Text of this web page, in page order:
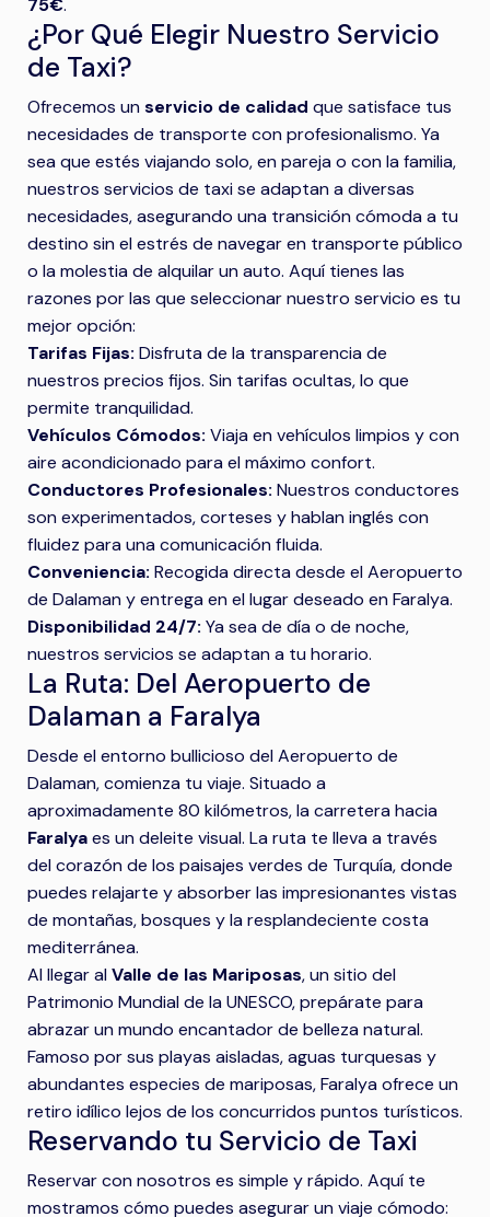
75€.
¿Por Qué Elegir Nuestro Servicio
de Taxi?
Ofrecemos unservicio de calidad que satisface tus
necesidades de transporte con profesionalismo. Ya
sea que estés viajando solo, en pareja o con la familia,
nuestros servicios de taxi se adaptan a diversas
necesidades, asegurando una transición cómoda a tu
destino sin el estrés de navegar en transporte público
o la molestia de alquilar un auto. Aquí tienes las
razones por las que seleccionar nuestro servicio es tu
mejor opción:
Tarifas Fijas: Disfruta de la transparencia de
nuestros precios fijos. Sin tarifas ocultas, lo que
permite tranquilidad.
Vehículos Cómodos: Viaja en vehículos limpios y con
aire acondicionado para el máximo confort.
Conductores Profesionales: Nuestros conductores
son experimentados, corteses y hablan inglés con
fluidez para una comunicación fluida.
Conveniencia: Recogida directa desde el Aeropuerto
de Dalaman y entrega en el lugar deseado en Faralya.
Disponibilidad 24/7: Ya sea de día o de noche,
nuestros servicios se adaptan a tu horario.
La Ruta: Del Aeropuerto de
Dalaman a Faralya
Desde el entorno bullicioso del Aeropuerto de
Dalaman, comienza tu viaje. Situado a
aproximadamente 80 kilómetros, la carretera hacia
Faralyaes un deleite visual. La ruta te lleva a través
del corazón de los paisajes verdes de Turquía, donde
puedes relajarte y absorber las impresionantes vistas
de montañas, bosques y la resplandeciente costa
mediterránea.
Al llegar alValle de las Mariposas, un sitio del
Patrimonio Mundial de la UNESCO, prepárate para
abrazar un mundo encantador de belleza natural.
Famoso por sus playas aisladas, aguas turquesas y
abundantes especies de mariposas, Faralya ofrece un
retiro idílico lejos de los concurridos puntos turísticos.
Reservando tu Servicio de Taxi
Reservar con nosotros es simple y rápido. Aquí te
mostramos cómo puedes asegurar un viaje cómodo: